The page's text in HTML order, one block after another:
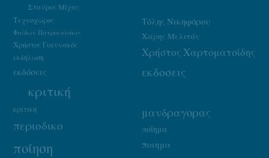
Σταύρος Μίχας
Τεχνοχώρος
Τόλης Νικηφόρου
Φαίδων Πατρικαλάκις Χάρης Μελιτάς
Χρήστος Γιαννακός
Χρήστος Χαρτοματσίδης
εκδήλωση
εκδοσεις
εκδόσεις
κριτική
κριτικη μανδραγορας
περιοδικο ποίημα
ποίηση ποιημα